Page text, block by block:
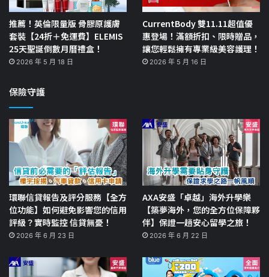
推薦！英倫限量版 骨膠原護膚
套裝【24折＋免運費】ELEMIS
25天聖誕倒數月曆禮盒！
2026 年 5 月 18 日
CurrentBody 雙11.11超值優
惠登場！滿額折扣、限時贈品，
讓您輕鬆擁有專業級美容護理！
2026 年 5 月 16 日
保險守護
環聯信貸報告及評分服務【全方
位功能】如何避免影響您的信用
評級？實時監控 信貸無憂！
2026 年 6 月 23 日
AXA安盛「卓越」海外升學樂
【築夢海外，您的全方位保障夥
伴】保證一趟安心留學之旅！
2026 年 6 月 22 日